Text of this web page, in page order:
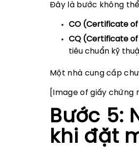
Đây là bước không
CO (Certificate of
CQ (Certificate
tiêu chuẩn kỹ
Một nhà cung cấp
[Image of giấy chứng
Bước 5:
khi đặt